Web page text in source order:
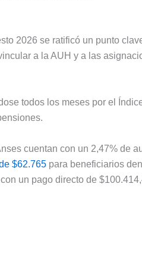
2026 se ratificó un punto
a la AUH y a las
todos los meses por el
cuentan con un 2,47% de
$62.765 para beneficiarios
un pago directo de